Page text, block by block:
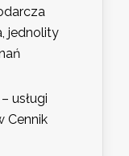
jednolity
usługi
Cennik